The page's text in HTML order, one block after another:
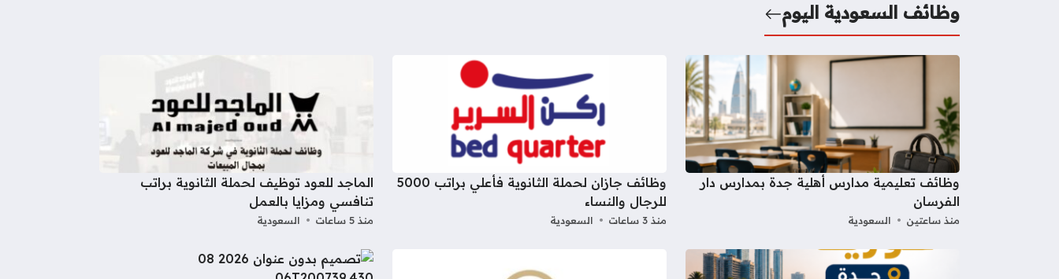
وظائف السعودية اليوم
وظائف تعليمية مدارس أهلية جدة بمدارس دار
الفرسان
منذ ساعتين السعودية
وظائف جازان لحملة الثانوية فأعلي براتب 5000
للرجال والنساء
منذ 3 ساعات السعودية
الماجد للعود توظيف لحملة الثانوية براتب
تنافسي ومزايا بالعمل
منذ 5 ساعات السعودية